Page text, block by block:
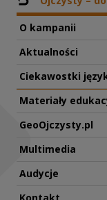
O kampanii
Aktualności
Ciekawostki
Materiały
GeoOjczysty.pl
Multimedia
Audycje